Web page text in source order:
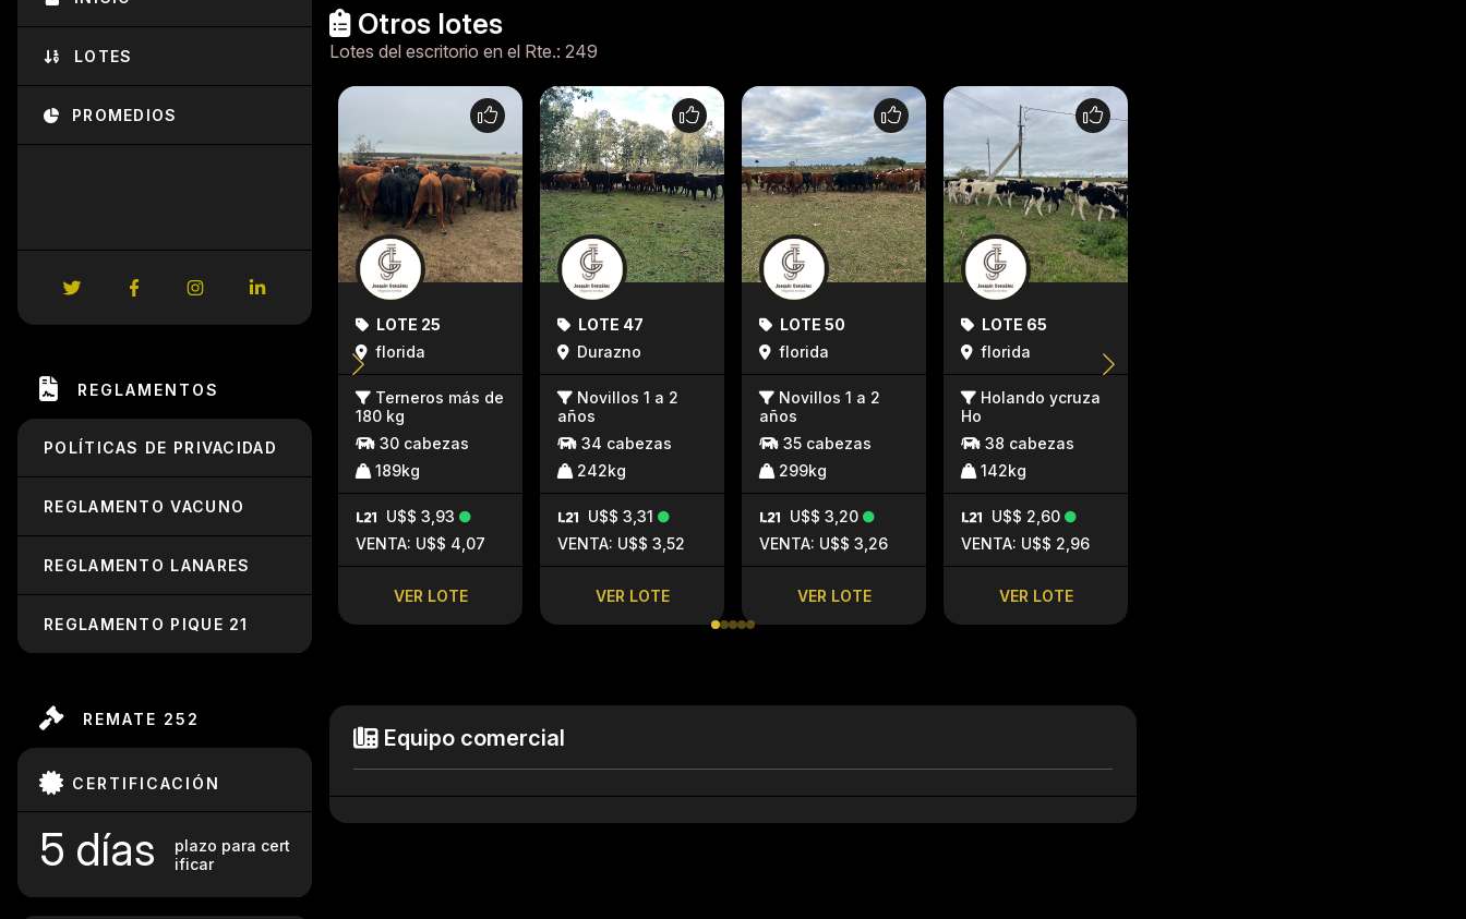
LOTES
PROMEDIOS
REGLAMENTOS
POLÍTICAS DE PRIVACIDAD
REGLAMENTO VACUNO
REGLAMENTO LANARES
REGLAMENTO PIQUE 21
REMATE 252
CERTIFICACIÓN
5 días
plazo para cert
ificar
Otros lotes
Lotes del escritorio en el Rte.: 249
LOTE 25
florida
Terneros más de
180 kg
30 cabezas
189kg
U$$ 3,93
VENTA: U$$ 4,07
VER LOTE
LOTE 47
Durazno
Novillos 1 a 2
años
34 cabezas
242kg
U$$ 3,31
VENTA: U$$ 3,52
VER LOTE
LOTE 50
florida
Novillos 1 a 2
años
35 cabezas
299kg
U$$ 3,20
VENTA: U$$ 3,26
VER LOTE
LOTE 65
florida
Holando ycruza
Ho
38 cabezas
142kg
U$$ 2,60
VENTA: U$$ 2,96
VER LOTE
Equipo comercial